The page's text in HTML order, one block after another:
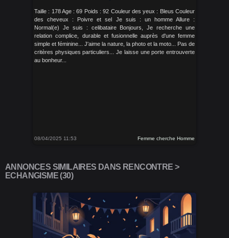
Taille : 178 Age : 69 Poids : 92 Couleur des yeux : Bleus Couleur
des cheveux : Poivre et sel Je suis : un homme Allure :
Normal(e) Je suis : celibataire Bonjours, Je recherche une
relation complice, durable et fusionnelle auprès d'une femme
simple et féminine... J'aime la nature, la photo et la moto... Pas de
critères physiques particuliers... Je laisse une porte entrouverte
au bonheur...
08/04/2025 11:53 Femme cherche Homme
ANNONCES SIMILAIRES DANS RENCONTRE >
ECHANGISME (30)